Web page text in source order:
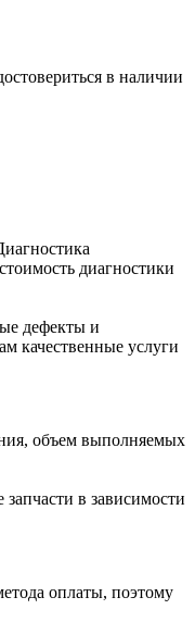
в наличии
диагностики
дефекты и
качественные услуги
объем выполняемых
в зависимости
оплаты, поэтому